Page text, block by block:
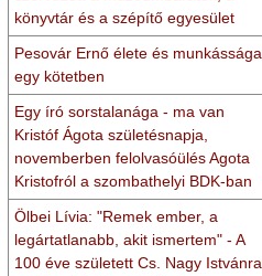
könyvtár és a szépítő egyesület
Pesovár Ernő élete és munkássága
egy kötetben
Egy író sorstalanága - ma van
Kristóf Ágota születésnapja,
novemberben felolvasóülés Agota
Kristofról a szombathelyi BDK-ban
Ölbei Lívia: "Remek ember, a
legártatlanabb, akit ismertem" - A
100 éve született Cs. Nagy Istvánra